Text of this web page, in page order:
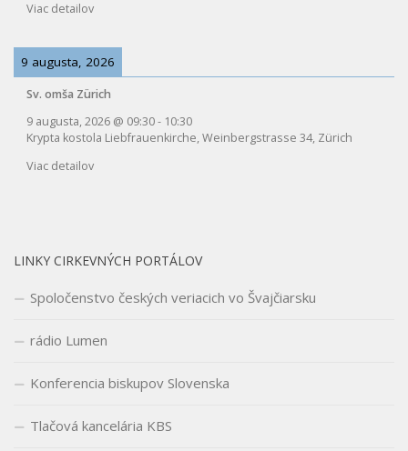
Viac detailov
9 augusta, 2026
Sv. omša Zürich
9 augusta, 2026 @ 09:30- 10:30
Krypta kostola Liebfrauenkirche, Weinbergstrasse 34, Zürich
Viac detailov
LINKY CIRKEVNÝCH PORTÁLOV
Spoločenstvo českých veriacich vo Švajčiarsku
rádio Lumen
Konferencia biskupov Slovenska
Tlačová kancelária KBS